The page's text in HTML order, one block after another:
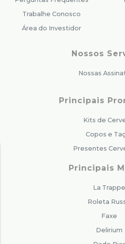
Trabalhe Conosco
Área do Investidor
Nossos
Nossas
Principais
Kits de
Copos e
Presentes
Principais
La Trappe
Roleta
Faxe
Delirium